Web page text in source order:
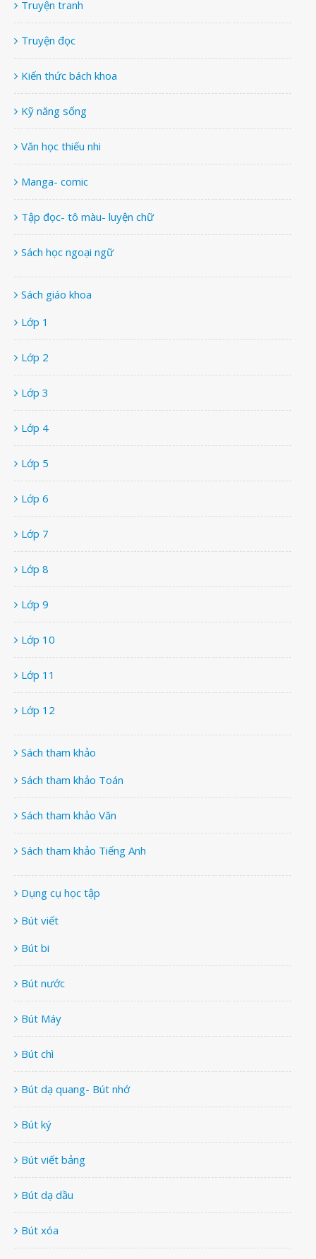
Truyện tranh
Truyện đọc
Kiến thức bách khoa
Kỹ năng sống
Văn học thiếu nhi
Manga- comic
Tập đọc- tô màu- luyện chữ
Sách học ngoại ngữ
Sách giáo khoa
Lớp 1
Lớp 2
Lớp 3
Lớp 4
Lớp 5
Lớp 6
Lớp 7
Lớp 8
Lớp 9
Lớp 10
Lớp 11
Lớp 12
Sách tham khảo
Sách tham khảo Toán
Sách tham khảo Văn
Sách tham khảo Tiếng Anh
Dụng cụ học tập
Bút viết
Bút bi
Bút nước
Bút Máy
Bút chì
Bút dạ quang- Bút nhớ
Bút ký
Bút viết bảng
Bút dạ dầu
Bút xóa